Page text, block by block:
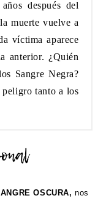
después del
muerte vuelve a
víctima aparece
anterior. ¿Quién
Sangre Negra?
peligro tanto a los
OSCURA,nos